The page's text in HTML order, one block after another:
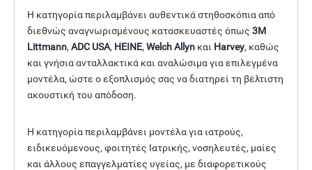
Η κατηγορία περιλαμβάνει αυθεντικά στηθοσκόπια από
διεθνώς αναγνωρισμένους κατασκευαστές όπως 3M
Littmann, ADC USA, HEINE, Welch Allyn και Harvey, καθώς
και γνήσια ανταλλακτικά και αναλώσιμα για επιλεγμένα
μοντέλα, ώστε ο εξοπλισμός σας να διατηρεί τη βέλτιστη
ακουστική του απόδοση.
Η κατηγορία περιλαμβάνει μοντέλα για ιατρούς,
ειδικευόμενους, φοιτητές Ιατρικής, νοσηλευτές, μαίες
και άλλους επαγγελματίες υγείας, με διαφορετικούς